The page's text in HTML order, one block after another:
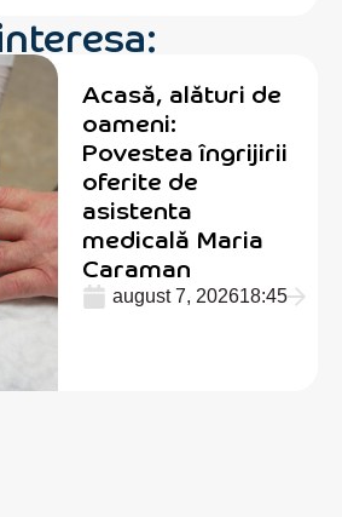
Acasă, alături de
oameni:
Povestea îngrijirii
oferite de
asistenta
medicală Maria
Caraman
august 7, 202618:45